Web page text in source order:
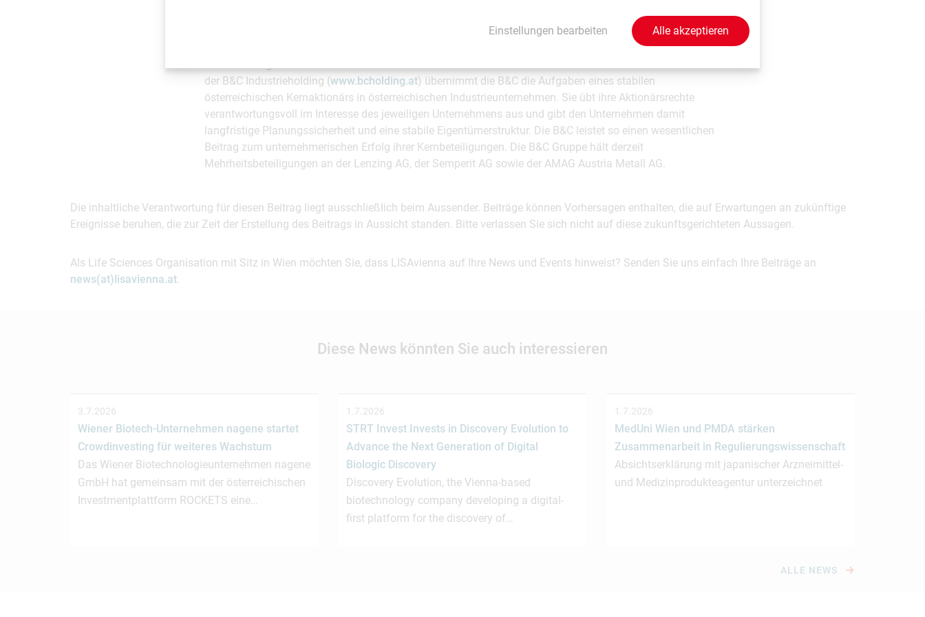
www.bcprivatstiftung.at) das Ziel
der B&C Industrieholding (www.bcholding.at) übernimmt die B&C die Aufgaben eines stabilen
österreichischen Kernaktionärs in österreichischen Industrieunternehmen. Sie übt ihre Aktionärsrechte
verantwortungsvoll im Interesse des jeweiligen Unternehmens aus und gibt den Unternehmen damit
langfristige Planungssicherheit und eine stabile Eigentümerstruktur. Die B&C leistet so einen wesentlichen
Beitrag zum unternehmerischen Erfolg ihrer Kernbeteiligungen. Die B&C Gruppe hält derzeit
Mehrheitsbeteiligungen an der Lenzing AG, der Semperit AG sowie der AMAG Austria Metall AG.
Die inhaltliche Verantwortung für diesen Beitrag liegt ausschließlich beim Aussender. Beiträge können Vorhersagen enthalten, die auf Erwartungen an zukünftige
Ereignisse beruhen, die zur Zeit der Erstellung des Beitrags in Aussicht standen. Bitte verlassen Sie sich nicht auf diese zukunftsgerichteten Aussagen.
Als Life Sciences Organisation mit Sitz in Wien möchten Sie, dass LISAvienna auf Ihre News und Events hinweist? Senden Sie uns einfach Ihre Beiträge an
news(at)lisavienna.at.
Diese News könnten Sie auch interessieren
3.7.2026
Wiener Biotech-Unternehmen nagene startet
Crowdinvesting für weiteres Wachstum
Das Wiener Biotechnologieunternehmen nagene
GmbH hat gemeinsam mit der österreichischen
Investmentplattform ROCKETS eine…
1.7.2026
STRT Invest Invests in Discovery Evolution to
Advance the Next Generation of Digital
Biologic Discovery
Discovery Evolution, the Vienna-based
biotechnology company developing a digital-
first platform for the discovery of…
1.7.2026
MedUni Wien und PMDA stärken
Zusammenarbeit in Regulierungswissenschaft
Absichtserklärung mit japanischer Arzneimittel-
und Medizinprodukteagentur unterzeichnet
ALLE NEWS
Einstellungen bearbeiten Alle akzeptieren